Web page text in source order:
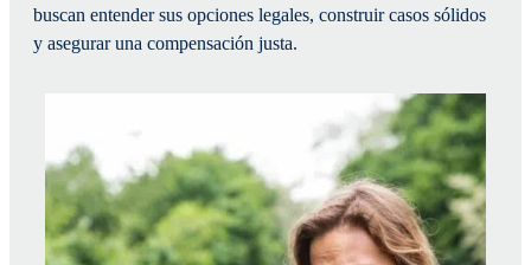
buscan entender sus opciones legales, construir casos sólidos
y asegurar una compensación justa.